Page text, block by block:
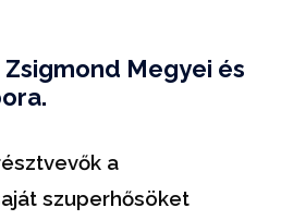
Megyei és
a
szuperhősöket